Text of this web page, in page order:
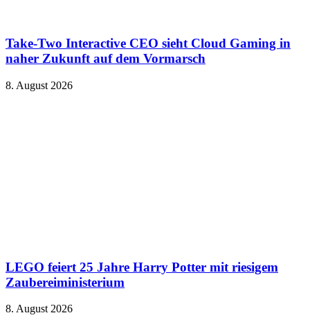
Take-Two Interactive CEO sieht Cloud Gaming in
naher Zukunft auf dem Vormarsch
8. August 2026
LEGO feiert 25 Jahre Harry Potter mit riesigem
Zaubereiministerium
8. August 2026